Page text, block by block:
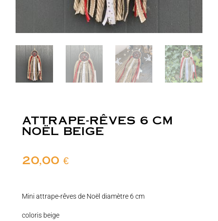
ATTRAPE-RÊVES 6 CM
NOËL BEIGE
20,00 €
Mini attrape-rêves de Noël diamètre 6 cm
coloris beige